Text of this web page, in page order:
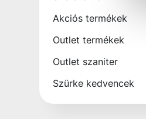
Akciós termékek
Outlet termékek
Outlet szaniter
Szürke kedvencek